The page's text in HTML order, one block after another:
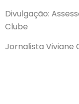
Divulgação:
Clube
Jornalista Viviane